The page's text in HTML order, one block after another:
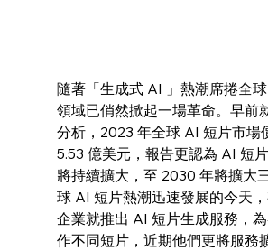
隨著「生成式 AI 」熱潮席捲全
領域已俏然掀起一場革命。早前
分析，2023 年全球 AI 短片市場
5.53 億美元，報告更認為 AI 短
將持續擴大，至 2030 年將擴大
球 AI 短片熱潮迅速發展的今天
企業就推出 AI 短片生成服務，
作不同短片，近期他們更將服務